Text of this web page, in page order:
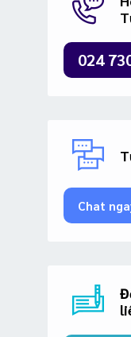
024
Chat